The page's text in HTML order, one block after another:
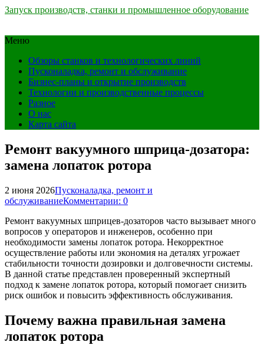
Запуск производств, станки и промышленное оборудование
Меню
Обзоры станков и технологических линий
Пусконаладка, ремонт и обслуживание
Бизнес-планы и открытие производств
Технологии и производственные процессы
Разное
О нас
Карта сайта
Ремонт вакуумного шприца-дозатора:
замена лопаток ротора
2 июня 2026Пусконаладка, ремонт и
обслуживаниеКомментарии: 0
Ремонт вакуумных шприцев-дозаторов часто вызывает много
вопросов у операторов и инженеров, особенно при
необходимости замены лопаток ротора. Некорректное
осуществление работы или экономия на деталях угрожает
стабильности точности дозировки и долговечности системы.
В данной статье представлен проверенный экспертный
подход к замене лопаток ротора, который помогает снизить
риск ошибок и повысить эффективность обслуживания.
Почему важна правильная замена
лопаток ротора